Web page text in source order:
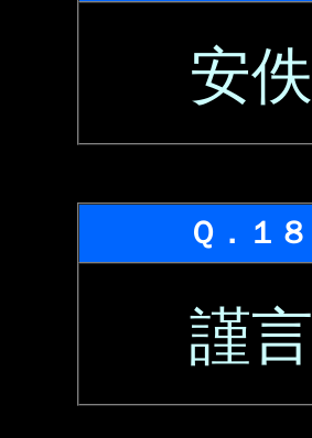
安佚
Ｑ．１８
謹言